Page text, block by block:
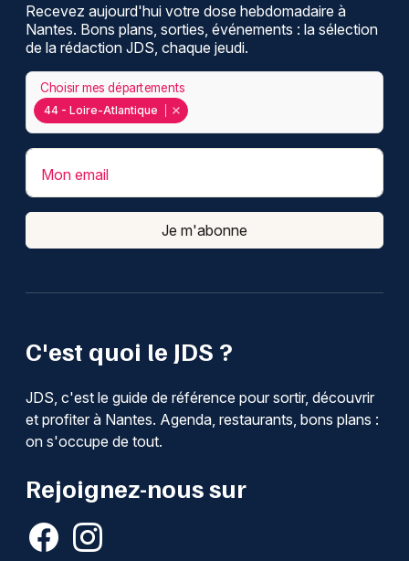
C'est quoi le JDS ?
JDS, c'est le guide de référence pour sortir, découvrir
et profiter à Nantes. Agenda, restaurants, bons plans :
on s'occupe de tout.
Rejoignez-nous sur
Recevez aujourd'hui votre dose hebdomadaire à
Nantes. Bons plans, sorties, événements : la sélection
de la rédaction JDS, chaque jeudi.
44 - Loire-Atlantique
Choisir mes départements
Mon email
Je m'abonne